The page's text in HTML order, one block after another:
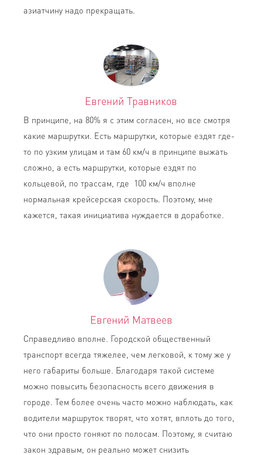
азиатчину надо прекращать.
Евгений Травников
В принципе, на 80% я с этим согласен, но все смотря
какие маршрутки. Есть маршрутки, которые ездят где-
то по узким улицам и там 60 км/ч в принципе выжать
сложно, а есть маршрутки, которые ездят по
кольцевой, по трассам, где 100 км/ч вполне
нормальная крейсерская скорость. Поэтому, мне
кажется, такая инициатива нуждается в доработке.
Евгений Матвеев
Справедливо вполне. Городской общественный
транспорт всегда тяжелее, чем легковой, к тому же у
него габариты больше. Благодаря такой системе
можно повысить безопасность всего движения в
городе. Тем более очень часто можно наблюдать, как
водители маршруток творят, что хотят, вплоть до того,
что они просто гоняют по полосам. Поэтому, я считаю
закон здравым, он реально может снизить